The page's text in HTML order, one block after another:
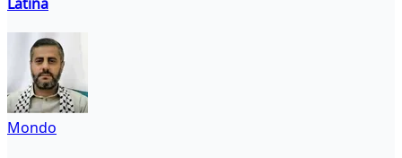
Mondo